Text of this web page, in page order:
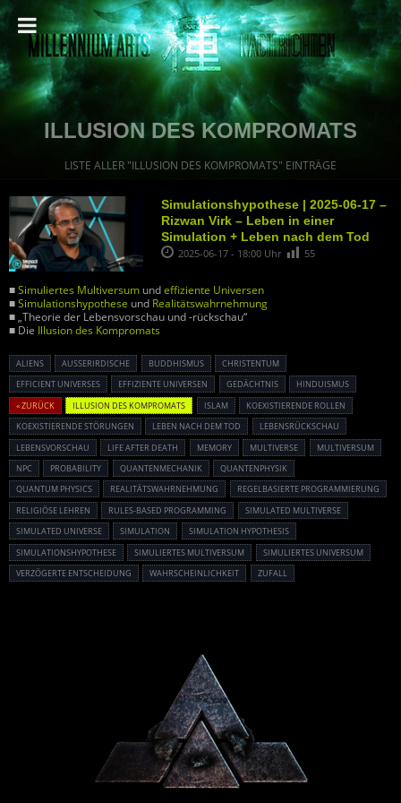
ILLUSION DES KOMPROMATS
LISTE ALLER "ILLUSION DES KOMPROMATS" EINTRÄGE
Simulationshypothese | 2025-06-17 –
Rizwan Virk – Leben in einer
Simulation + Leben nach dem Tod
2025-06-17 - 18:00 Uhr 55
■Simuliertes Multiversum undeffiziente Universen
■Simulationshypothese und Realitätswahrnehmung
■ „Theorie der Lebensvorschau und -rückschau“
■ Die Illusion des Kompromats
ALIENS AUSSERIRDISCHE BUDDHISMUS
CHRISTENTUM
EFFICIENT UNIVERSES
EFFIZIENTE UNIVERSEN GEDÄCHTNIS
HINDUISMUS
« ZURÜCK
ILLUSION DES KOMPROMATS ISLAM
KOEXISTIERENDE ROLLEN
KOEXISTIERENDE STÖRUNGEN
LEBEN NACH DEM TOD
LEBENSRÜCKSCHAU
LEBENSVORSCHAU
LIFE AFTER DEATH MEMORY MULTIVERSE
MULTIVERSUM
NPC
PROBABILITY QUANTENMECHANIK
QUANTENPHYSIK
QUANTUM PHYSICS
REALITÄTSWAHRNEHMUNG
REGELBASIERTE PROGRAMMIERUNG
RELIGIÖSE LEHREN
RULES-BASED PROGRAMMING
SIMULATED MULTIVERSE
SIMULATED UNIVERSE
SIMULATION
SIMULATION HYPOTHESIS
SIMULATIONSHYPOTHESE
SIMULIERTES MULTIVERSUM
SIMULIERTES UNIVERSUM
VERZÖGERTE ENTSCHEIDUNG
WAHRSCHEINLICHKEIT ZUFALL
Powered By :